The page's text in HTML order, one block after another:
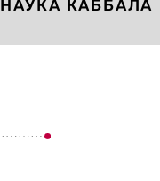
НАУКА КАББАЛА